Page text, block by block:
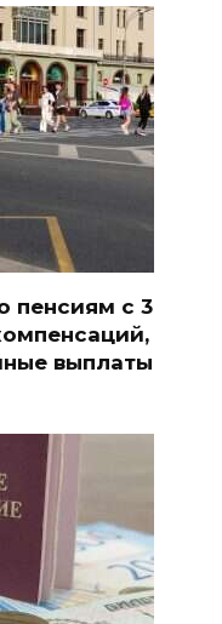
пенсиям с 3
выплаты